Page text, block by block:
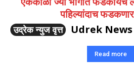
पहिल्यांदाच फडकणार
उद्रेक न्युज वृत्त
Udrek News
Read more